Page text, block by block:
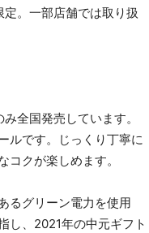
。一部店舗では取り扱
全国発売しています。
ルです。じっくり丁寧に
クが楽しめます。
るグリーン電力を使用
し、2021年の中元ギフト